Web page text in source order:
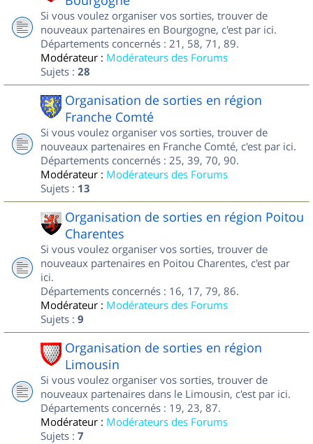
Si vous voulez organiser vos sorties, trouver de
nouveaux partenaires en Bourgogne, c'est par ici.
Départements concernés : 21, 58, 71, 89.
Modérateur : Modérateurs des Forums
Sujets : 28
Organisation de sorties en région
Franche Comté
Si vous voulez organiser vos sorties, trouver de
nouveaux partenaires en Franche Comté, c'est par ici.
Départements concernés : 25, 39, 70, 90.
Modérateur : Modérateurs des Forums
Sujets : 13
Organisation de sorties en région Poitou
Charentes
Si vous voulez organiser vos sorties, trouver de
nouveaux partenaires en Poitou Charentes, c'est par
ici.
Départements concernés : 16, 17, 79, 86.
Modérateur : Modérateurs des Forums
Sujets : 9
Organisation de sorties en région
Limousin
Si vous voulez organiser vos sorties, trouver de
nouveaux partenaires dans le Limousin, c'est par ici.
Départements concernés : 19, 23, 87.
Modérateur : Modérateurs des Forums
Sujets : 7